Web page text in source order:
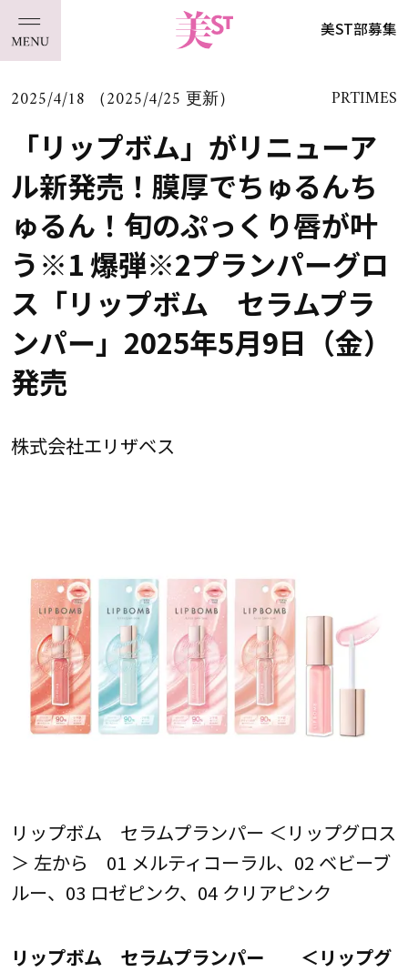
美ST部募集
2025/4/18 （2025/4/25 更新） PRTIMES
「リップボム」がリニューア
ル新発売！膜厚でちゅるんち
ゅるん！旬のぷっくり唇が叶
う※1 爆弾※2プランパーグロ
ス「リップボム セラムプラ
ンパー」2025年5月9日（金）
発売
株式会社エリザベス
リップボム セラムプランパー ＜リップグロス
＞ 左から 01 メルティコーラル、02 ベビーブ
ルー、03 ロゼピンク、04 クリアピンク
リップボム セラムプランパー ＜リップグ